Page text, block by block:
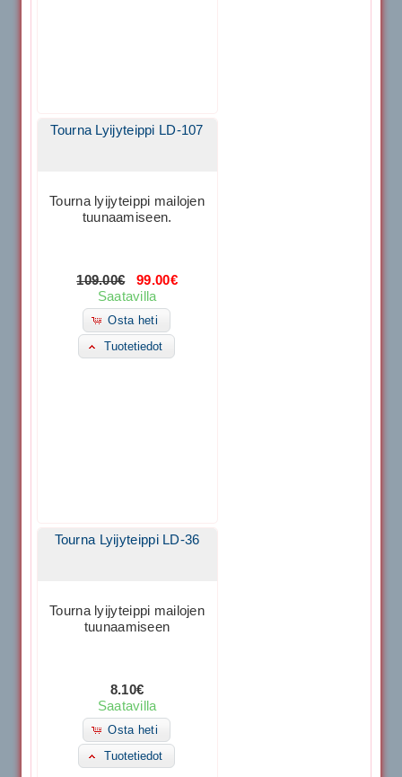
Tourna Lyijyteippi LD-107
Tourna lyijyteippi mailojen
tuunaamiseen.
109.00€
99.00€
Saatavilla
Osta heti
Tuotetiedot
Tourna Lyijyteippi LD-36
Tourna lyijyteippi mailojen
tuunaamiseen
8.10€
Saatavilla
Osta heti
Tuotetiedot